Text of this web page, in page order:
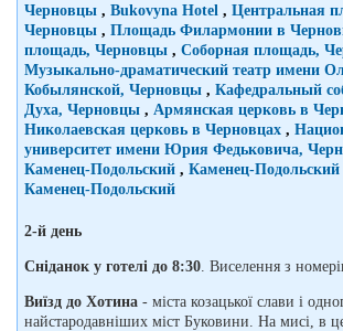
Черновцы , Bukovyna Hotel , Центральная
Черновцы , Площадь Филармонии в
площадь, Черновцы , Соборная площадь,
Музыкально-драматический театр имени
Кобылянской, Черновцы , Кафедральный
Духа, Черновцы , Армянская церковь в
Николаевская церковь в Черновцах ,
университет имени Юрия Федьковича,
Каменец-Подольский , Каменец-Подольский
Каменец-Подольский
2-й день
Сніданок у готелі до 8:30. Виселення з
Виїзд до Хотина - міста козацької слави і
найстародавніших міст Буковини. На мисі, в